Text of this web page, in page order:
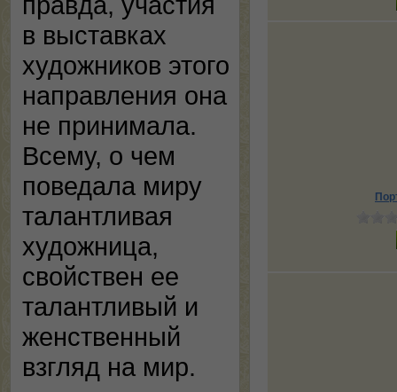
в выставках
художников этого
направления она
не принимала.
Всему, о чем
поведала миру
талантливая
художница,
свойствен ее
талантливый и
женственный
взгляд на мир.